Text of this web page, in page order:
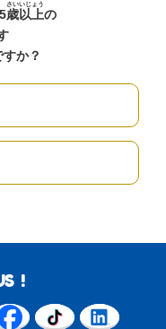
歳
さい
以上
いじょう
の
すか？
!